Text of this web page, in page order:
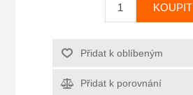
KOUPIT
Přidat k oblíbeným
Přidat k porovnání